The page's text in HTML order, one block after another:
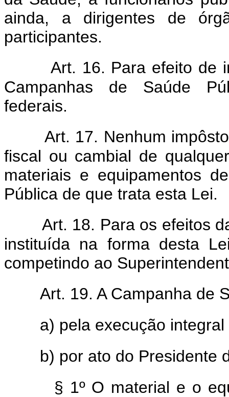
ainda, a dirigentes de
participantes.
Art. 16. Para efeito de
Campanhas de Saúde
federais.
Art. 17. Nenhum
fiscal ou cambial de
materiais e equipamentos
Pública de que trata esta Lei.
Art. 18. Para os efeitos
instituída na forma desta
competindo ao
Art. 19. A Campanha de
a) pela execução
b) por ato do Presidente
§ 1º O material e o